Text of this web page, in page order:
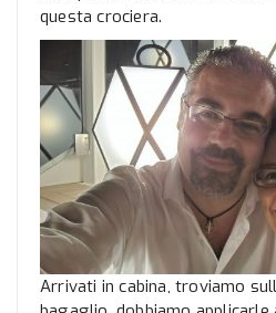
questa crociera.
Arrivati in cabina, troviamo